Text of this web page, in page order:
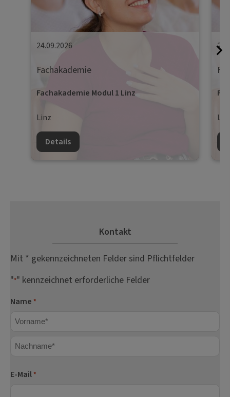
24.09.2026
Fachakademie
Fachakademie Modul 1 Linz
Linz
Details
Kontakt
Mit * gekennzeichneten Felder sind Pflichtfelder
"*" kennzeichnet erforderliche Felder
Name *
E-Mail *